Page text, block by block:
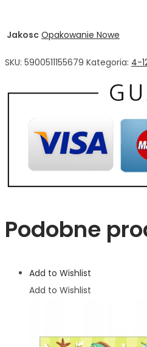
Jakosc Opakowanie Nowe
SKU: 5900511155679 Kategoria: 4-
Podobne
Add to Wishlist
Add to Wishlist